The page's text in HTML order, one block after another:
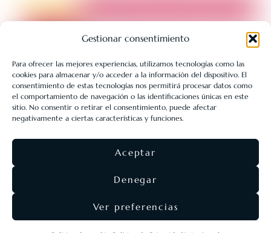
Gestionar consentimiento
Para ofrecer las mejores experiencias, utilizamos tecnologías como las
cookies para almacenar y/o acceder a la información del dispositivo. El
consentimiento de estas tecnologías nos permitirá procesar datos como
el comportamiento de navegación o las identificaciones únicas en este
sitio. No consentir o retirar el consentimiento, puede afectar
negativamente a ciertas características y funciones.
Aceptar
Denegar
Ver preferencias
LIBRERÍA UNIVERSITARIA LEÓN 1980 SLL ha sido beneficiaria
de Fondos Europeos, cuyo objetivo es la mejora de la
competitividad de las PYMES, y gracias al cual ha puesto en
marcha un Plan de Acción con el objetivo de reforzar la
digitalización y la competitividad de las pymes durante el año
2025. Para ello ha contado con el apoyo del Programa Pyme
Digital de la Cámara de Comercio de León.